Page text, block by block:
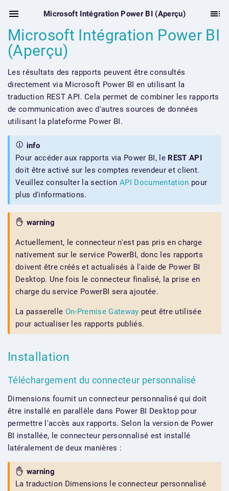
Microsoft Intégration Power BI (Aperçu)
Microsoft Intégration Power BI
(Aperçu)
Les résultats des rapports peuvent être consultés
directement via Microsoft Power BI en utilisant la
traduction REST API. Cela permet de combiner les rapports
de communication avec d'autres sources de données
utilisant la plateforme Power BI.
info
Pour accéder aux rapports via Power BI, le REST API
doit être activé sur les comptes revendeur et client.
Veuillez consulter la section API Documentation pour
plus d'informations.
warning
Actuellement, le connecteur n'est pas pris en charge
nativement sur le service PowerBI, donc les rapports
doivent être créés et actualisés à l'aide de Power BI
Desktop. Une fois le connecteur finalisé, la prise en
charge du service PowerBI sera ajoutée.
La passerelle On-Premise Gateway peut être utilisée
pour actualiser les rapports publiés.
Installation
Téléchargement du connecteur personnalisé
Dimensions fournit un connecteur personnalisé qui doit
être installé en parallèle dans Power BI Desktop pour
permettre l'accès aux rapports. Selon la version de Power
BI installée, le connecteur personnalisé est installé
latéralement de deux manières :
warning
La traduction Dimensions le connecteur personnalisé